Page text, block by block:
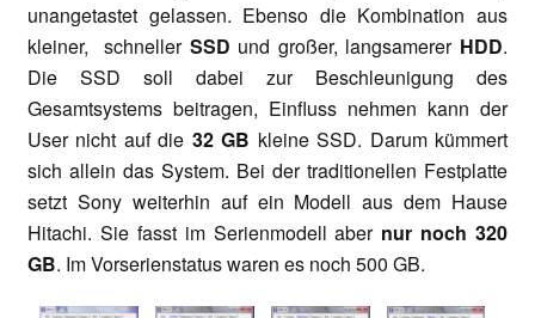
unangetastet gelassen. Ebenso die Kombination aus
kleiner, schneller SSD und großer, langsamerer HDD.
Die SSD soll dabei zur Beschleunigung des
Gesamtsystems beitragen, Einfluss nehmen kann der
User nicht auf die 32 GB kleine SSD. Darum kümmert
sich allein das System. Bei der traditionellen Festplatte
setzt Sony weiterhin auf ein Modell aus dem Hause
Hitachi. Sie fasst im Serienmodell aber nur noch 320
GB. Im Vorserienstatus waren es noch 500 GB.